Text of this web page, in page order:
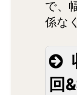
で、
係な
回